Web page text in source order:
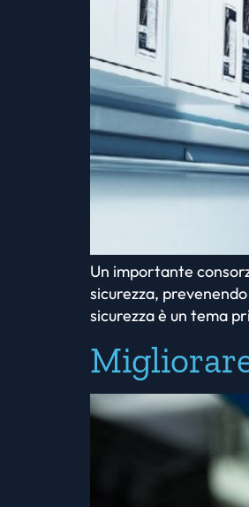
Un importante
sicurezza,
sicurezza è un tema